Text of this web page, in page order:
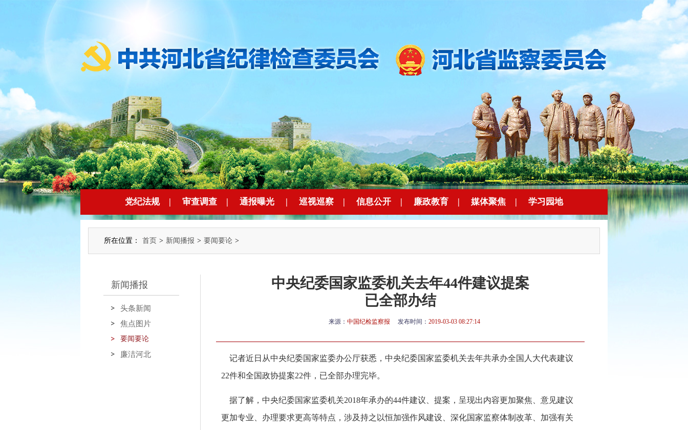
党纪法规 | 审查调查 | 通报曝光 | 巡视巡察 | 信息公开 | 廉政教育 | 媒体聚焦 | 学习园地
所在位置： 首页 > 新闻播报 > 要闻要论 >
新闻播报
头条新闻
焦点图片
要闻要论
廉洁河北
中央纪委国家监委机关去年44件建议提案
已全部办结
来源： 中国纪检监察报 发布时间： 2019-03-03 08:27:14
记者近日从中央纪委国家监委办公厅获悉，中央纪委国家监委机关去年共承办全国人大代表建议
22件和全国政协提案22件，已全部办理完毕。
据了解，中央纪委国家监委机关2018年承办的44件建议、提案，呈现出内容更加聚焦、意见建议
更加专业、办理要求更高等特点，涉及持之以恒加强作风建设、深化国家监察体制改革、加强有关